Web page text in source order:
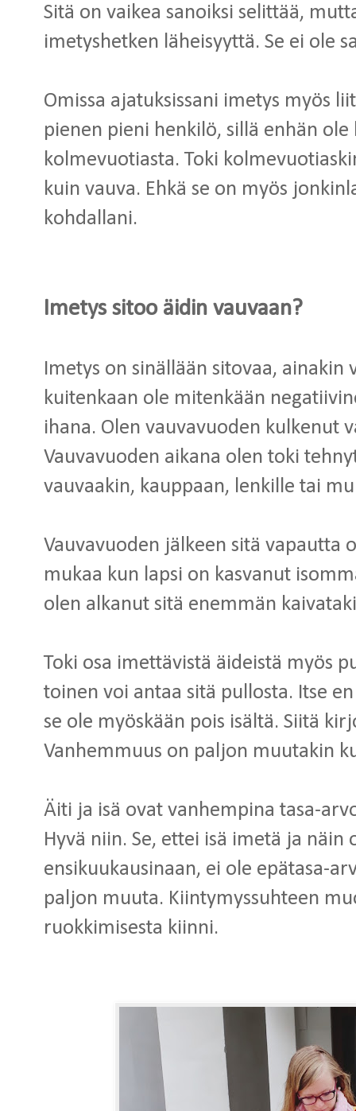
Sitä on vaikea sanoiksi selittää,
imetyshetken läheisyyttä. Se ei ole
Omissa ajatuksissani imetys myös
pienen pieni henkilö, sillä enhän
kolmevuotiasta. Toki
kuin vauva. Ehkä se on myös
kohdallani.
Imetys sitoo äidin vauvaan?
Imetys on sinällään sitovaa, ainakin
kuitenkaan ole mitenkään
ihana. Olen vauvavuoden kulkenut
Vauvavuoden aikana olen toki
vauvaakin, kauppaan, lenkille tai
Vauvavuoden jälkeen sitä vapautta
mukaa kun lapsi on kasvanut
olen alkanut sitä enemmän
Toki osa imettävistä äideistä myös
toinen voi antaa sitä pullosta. Itse
se ole myöskään pois isältä. Siitä
Vanhemmuus on paljon muutakin
Äiti ja isä ovat vanhempina tasa-
Hyvä niin. Se, ettei isä imetä ja
ensikuukausinaan, ei ole epätasa-
paljon muuta. Kiintymyssuhteen
ruokkimisesta kiinni.